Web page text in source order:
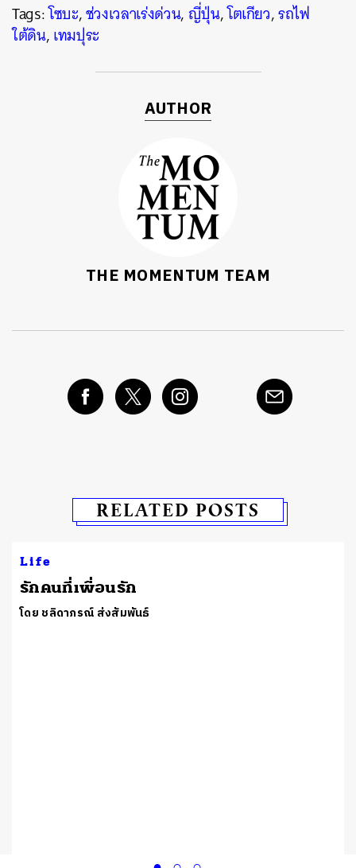
Tags:โซบะ,ช่วงเวลาเร่งด่วน, ญี่ปุ่น,โตเกียว,รถไฟ
ใต้ดิน,เทมปุระ
AUTHOR
THE MOMENTUM TEAM
RELATED POSTS
Life
รักคนที่เพื่อนรัก
โดย ชลิดาภรณ์ ส่งสัมพันธ์